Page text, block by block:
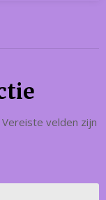
Vereiste velden zijn